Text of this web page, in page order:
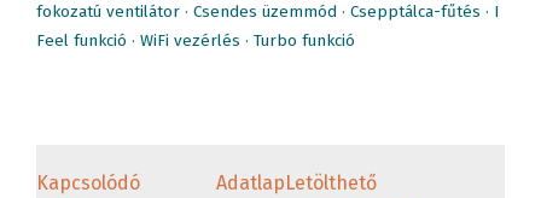
fokozatú ventilátor · Csendes üzemmód · Csepptálca-fűtés · I
Feel funkció · WiFi vezérlés · Turbo funkció
Kapcsolódó
AdatlapLetölthető